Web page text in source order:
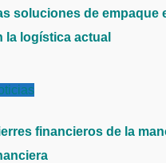
soluciones de empaque
la logística actual
financieros de la